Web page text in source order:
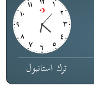
ترك استانبول